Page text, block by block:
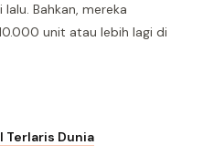
Bahkan, mereka
unit atau lebih lagi di
Terlaris Dunia